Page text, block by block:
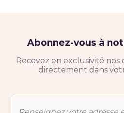
Abonnez-vous à
Recevez en exclusivité nos
directement dans